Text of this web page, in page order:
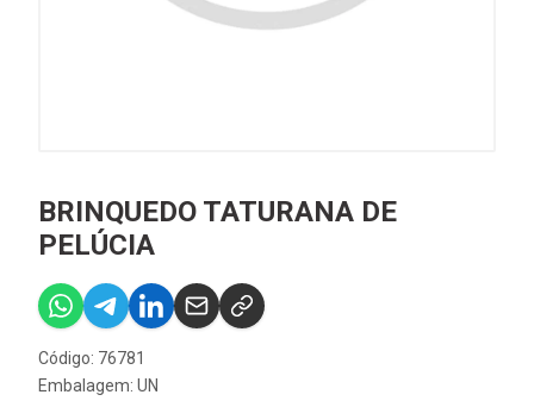
BRINQUEDO TATURANA DE
PELÚCIA
Código: 76781
Embalagem: UN